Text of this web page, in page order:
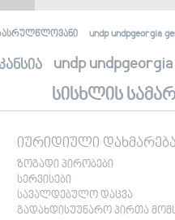
undp undpgeorgia
undp
სისხლის
იურიდიული დახმარება
ზოგადი პირობები
სერვისები
სავალდებულო დაცვა
გადახდისუუნარო პირთა